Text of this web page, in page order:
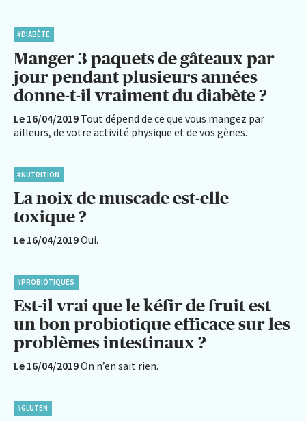
#DIABÈTE
Manger 3 paquets de gâteaux par
jour pendant plusieurs années
donne-t-il vraiment du diabète ?
Le 16/04/2019 Tout dépend de ce que vous mangez par
ailleurs, de votre activité physique et de vos gènes.
#NUTRITION
La noix de muscade est-elle
toxique ?
Le 16/04/2019Oui.
#PROBIOTIQUES
Est-il vrai que le kéfir de fruit est
un bon probiotique efficace sur les
problèmes intestinaux ?
Le 16/04/2019On n’en sait rien.
#GLUTEN